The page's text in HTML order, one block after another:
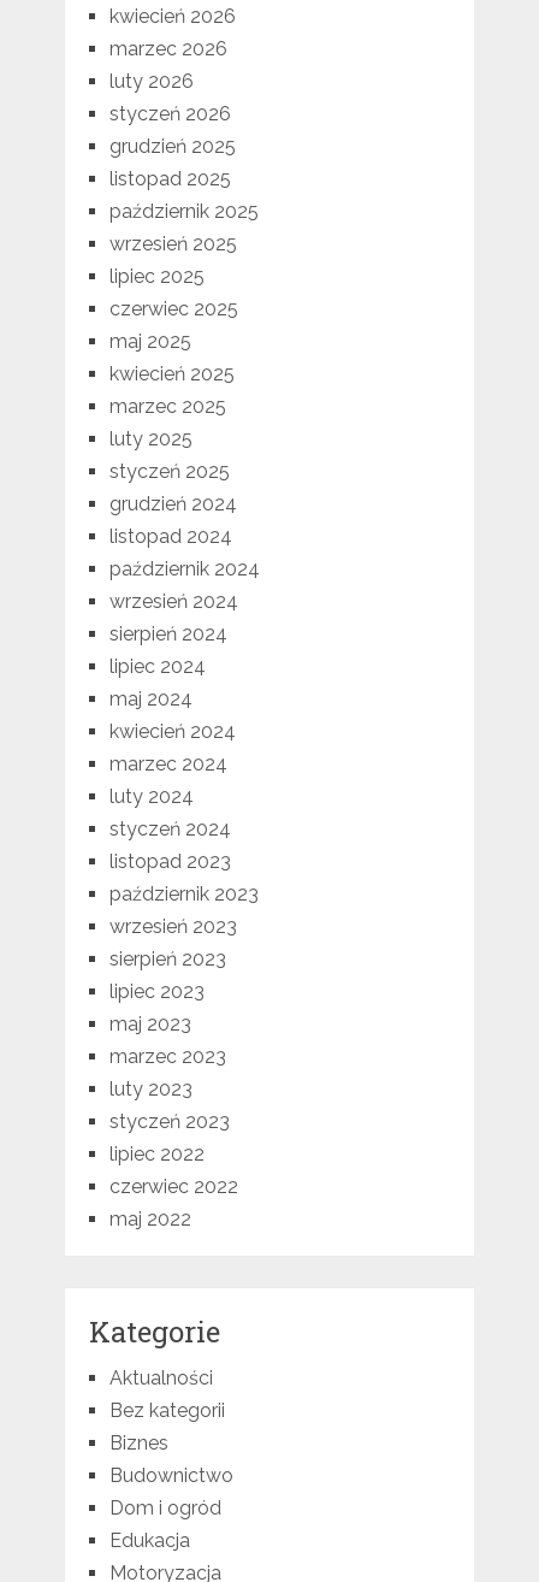
kwiecień 2026
marzec 2026
luty 2026
styczeń 2026
grudzień 2025
listopad 2025
październik 2025
wrzesień 2025
lipiec 2025
czerwiec 2025
maj 2025
kwiecień 2025
marzec 2025
luty 2025
styczeń 2025
grudzień 2024
listopad 2024
październik 2024
wrzesień 2024
sierpień 2024
lipiec 2024
maj 2024
kwiecień 2024
marzec 2024
luty 2024
styczeń 2024
listopad 2023
październik 2023
wrzesień 2023
sierpień 2023
lipiec 2023
maj 2023
marzec 2023
luty 2023
styczeń 2023
lipiec 2022
czerwiec 2022
maj 2022
Kategorie
Aktualności
Bez kategorii
Biznes
Budownictwo
Dom i ogród
Edukacja
Motoryzacja